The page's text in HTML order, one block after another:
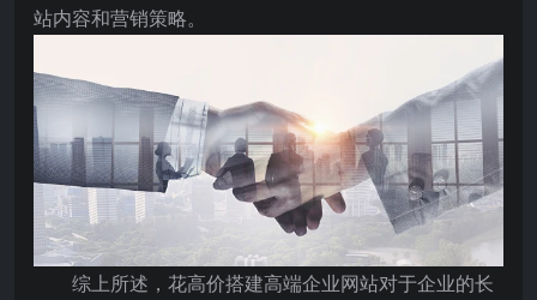
站内容和营销策略。
综上所述，花高价搭建高端企业网站对于企业的长